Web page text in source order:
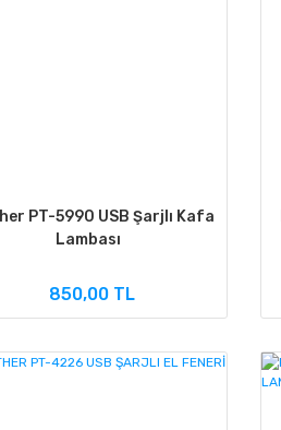
PT-5990 USB Şarjlı Kafa
Lambası
850,00 TL